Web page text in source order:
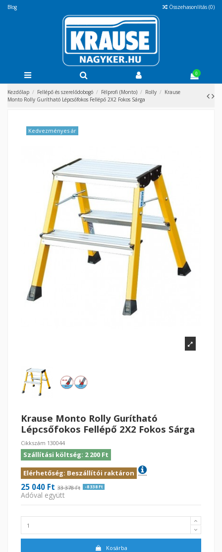
Blog Összehasonlítás (0)
0
Kezdőlap Fellépő és szerelődobogó Félprofi (Monto) Rolly
Krause
Monto Rolly Gurítható Lépcsőfokos Fellépő 2X2 Fokos Sárga
Kedvezményes ár
Krause Monto Rolly Gurítható
Lépcsőfokos Fellépő 2X2 Fokos Sárga
Cikkszám 130044
Szállítási költség: 2 200 Ft
Elérhetőség: Beszállítói raktáron
25 040 Ft 33 378 Ft -8 338 Ft
Adóval együtt
Kosárba